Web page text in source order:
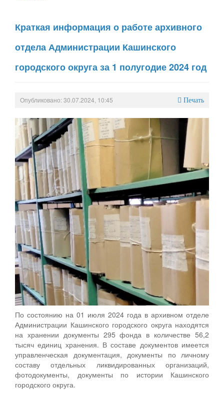
Краткая информация о работе архивного
отдела Администрации Кашинского
городского округа за 1 полугодие 2024 год
Опубликовано: 30.07.2024, 10:45 Печать
По состоянию на 01 июля 2024 года в архивном отделе
Администрации Кашинского городского округа находятся
на хранении документы 295 фонда в количестве 56,2
тысяч единиц хранения. В составе документов имеется
управленческая документация, документы по личному
составу отдельных ликвидированных организаций,
фотодокументы, документы по истории Кашинского
городского округа.